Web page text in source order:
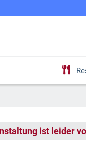
ist leider